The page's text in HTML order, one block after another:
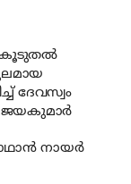
കൂടുതല്‍
ദേവസ്വം
നായര്‍